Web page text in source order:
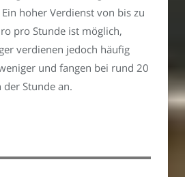
hoher Verdienst von bis zu
pro Stunde ist möglich,
verdienen jedoch häufig
und fangen bei rund 20
der Stunde an.